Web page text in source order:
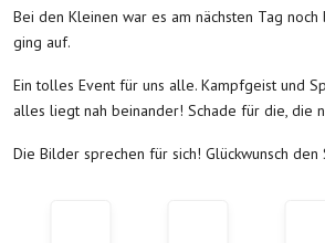
Bei den Kleinen war es am nächsten Tag
ging auf.
Ein tolles Event für uns alle. Kampfgeist und
alles liegt nah beinander! Schade für die, die
Die Bilder sprechen für sich! Glückwunsch den